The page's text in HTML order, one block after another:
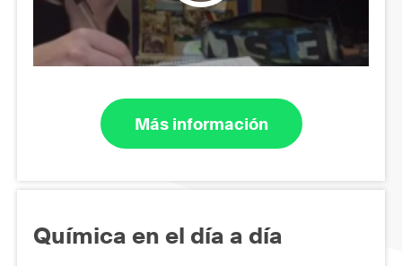
Más información
Química en el día a día